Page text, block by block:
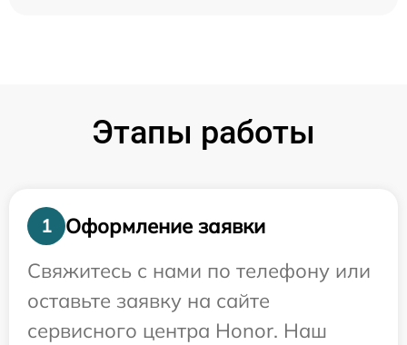
Этапы работы
1
Оформление заявки
Свяжитесь с нами по телефону или
оставьте заявку на сайте
сервисного центра Honor. Наш